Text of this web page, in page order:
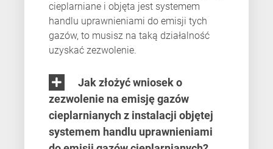
cieplarniane i objęta jest systemem
handlu uprawnieniami do emisji tych
gazów, to musisz na taką działalność
uzyskać zezwolenie.
zezwolenie na emisję gazów
cieplarnianych z instalacji objętej
systemem handlu uprawnieniami